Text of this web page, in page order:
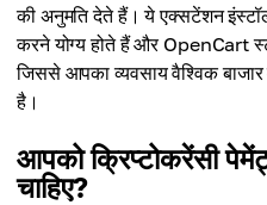
की अनुमति देते हैं। ये एक्सटेंशन
करने योग्य होते हैं और OpenCart
जिससे आपका व्यवसाय वैश्विक बाजार
है।
आपको क्रिप्टोकरेंसी
चाहिए?